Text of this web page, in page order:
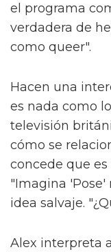
el programa
verdadera de
como queer".
Hacen una
es nada como
televisión
cómo se
concede que
"Imagina 'Pose'
idea salvaje.
Alex interpreta